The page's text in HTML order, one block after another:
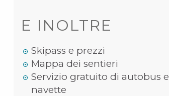
E INOLTRE
Skipass e prezzi
Mappa dei sentieri
Servizio gratuito di autobus e
navette